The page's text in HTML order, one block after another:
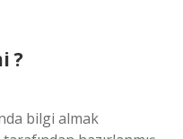
?
bilgi almak